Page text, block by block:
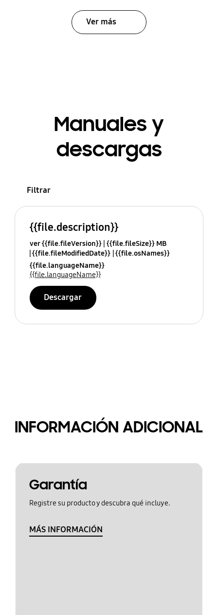
Ver más
Manuales y
descargas
Filtrar
{{file.description}}
ver {{file.fileVersion}} {{file.fileSize}} MB
{{file.fileModifiedDate}} {{file.osNames}}
{{file.languageName}}
{{file.languageName}}
Descargar
INFORMACIÓN ADICIONAL
Garantía
Registre su producto y descubra qué incluye.
MÁS INFORMACIÓN